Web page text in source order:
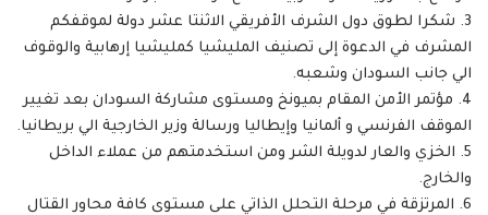
3. شكرا لطوق دول الشرف الأفريقي الاثنتا عشر دولة لموقفكم
المشرف في الدعوة إلى تصنيف المليشيا كمليشيا إرهابية والوقوف
الي جانب السودان وشعبه.
4. مؤتمر الأمن المقام بميونخ ومستوى مشاركة السودان بعد تغيير
الموقف الفرنسي و ألمانيا وإيطاليا ورسالة وزير الخارجية الي بريطانيا.
5. الخزي والعار لدويلة الشر ومن استخدمتهم من عملاء الداخل
والخارج.
6. المرتزقة في مرحلة التحلل الذاتي على مستوى كافة محاور القتال